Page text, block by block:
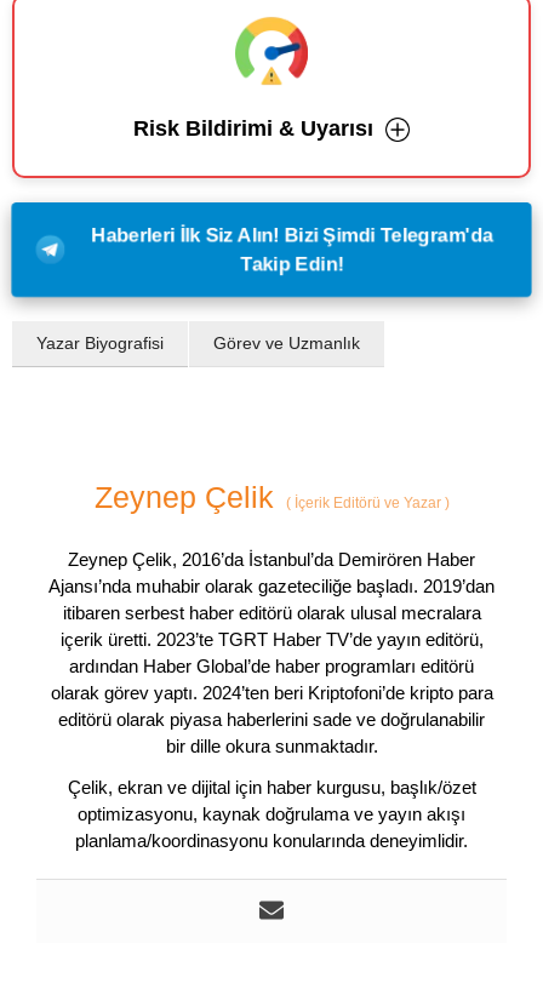
Risk Bildirimi & Uyarısı
Haberleri İlk Siz Alın! Bizi Şimdi Telegram'da
Takip Edin!
Yazar Biyografisi Görev ve Uzmanlık
Zeynep Çelik (İçerik Editörü ve Yazar )
Zeynep Çelik, 2016’da İstanbul’da Demirören Haber
Ajansı’nda muhabir olarak gazeteciliğe başladı. 2019’dan
itibaren serbest haber editörü olarak ulusal mecralara
içerik üretti. 2023’te TGRT Haber TV’de yayın editörü,
ardından Haber Global’de haber programları editörü
olarak görev yaptı. 2024’ten beri Kriptofoni’de kripto para
editörü olarak piyasa haberlerini sade ve doğrulanabilir
bir dille okura sunmaktadır.
Çelik, ekran ve dijital için haber kurgusu, başlık/özet
optimizasyonu, kaynak doğrulama ve yayın akışı
planlama/koordinasyonu konularında deneyimlidir.